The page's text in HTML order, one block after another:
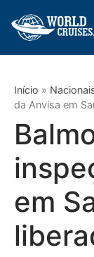
Início »
da Anvisa em
em